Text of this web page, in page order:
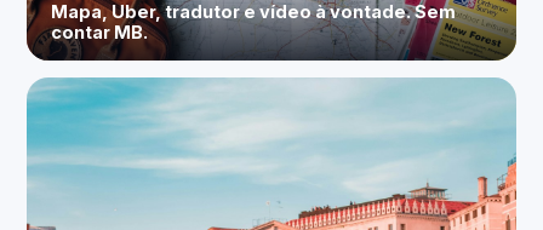
Mapa, Uber, tradutor e vídeo à vontade. Sem
contar MB.